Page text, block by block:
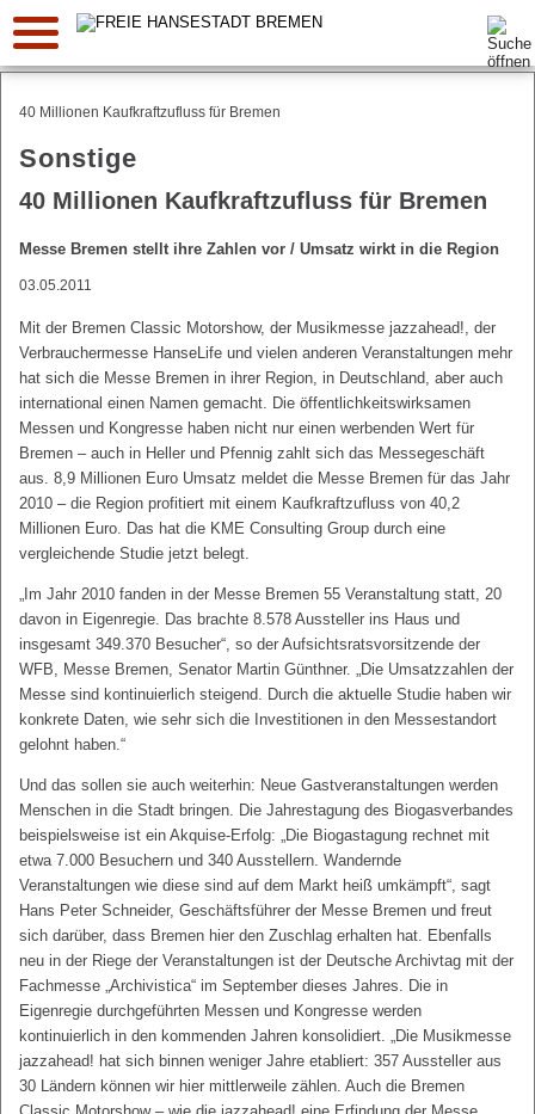
Suche:
40 Millionen Kaufkraftzufluss für Bremen
Sonstige
40 Millionen Kaufkraftzufluss für Bremen
Messe Bremen stellt ihre Zahlen vor / Umsatz wirkt in die Region
03.05.2011
Mit der Bremen Classic Motorshow, der Musikmesse jazzahead!, der
Verbrauchermesse HanseLife und vielen anderen Veranstaltungen mehr
hat sich die Messe Bremen in ihrer Region, in Deutschland, aber auch
international einen Namen gemacht. Die öffentlichkeitswirksamen
Messen und Kongresse haben nicht nur einen werbenden Wert für
Bremen – auch in Heller und Pfennig zahlt sich das Messegeschäft
aus. 8,9 Millionen Euro Umsatz meldet die Messe Bremen für das Jahr
2010 – die Region profitiert mit einem Kaufkraftzufluss von 40,2
Millionen Euro. Das hat die KME Consulting Group durch eine
vergleichende Studie jetzt belegt.
„Im Jahr 2010 fanden in der Messe Bremen 55 Veranstaltung statt, 20
davon in Eigenregie. Das brachte 8.578 Aussteller ins Haus und
insgesamt 349.370 Besucher“, so der Aufsichtsratsvorsitzende der
WFB, Messe Bremen, Senator Martin Günthner. „Die Umsatzzahlen der
Messe sind kontinuierlich steigend. Durch die aktuelle Studie haben wir
konkrete Daten, wie sehr sich die Investitionen in den Messestandort
gelohnt haben.“
Und das sollen sie auch weiterhin: Neue Gastveranstaltungen werden
Menschen in die Stadt bringen. Die Jahrestagung des Biogasverbandes
beispielsweise ist ein Akquise-Erfolg: „Die Biogastagung rechnet mit
etwa 7.000 Besuchern und 340 Ausstellern. Wandernde
Veranstaltungen wie diese sind auf dem Markt heiß umkämpft“, sagt
Hans Peter Schneider, Geschäftsführer der Messe Bremen und freut
sich darüber, dass Bremen hier den Zuschlag erhalten hat. Ebenfalls
neu in der Riege der Veranstaltungen ist der Deutsche Archivtag mit der
Fachmesse „Archivistica“ im September dieses Jahres. Die in
Eigenregie durchgeführten Messen und Kongresse werden
kontinuierlich in den kommenden Jahren konsolidiert. „Die Musikmesse
jazzahead! hat sich binnen weniger Jahre etabliert: 357 Aussteller aus
30 Ländern können wir hier mittlerweile zählen. Auch die Bremen